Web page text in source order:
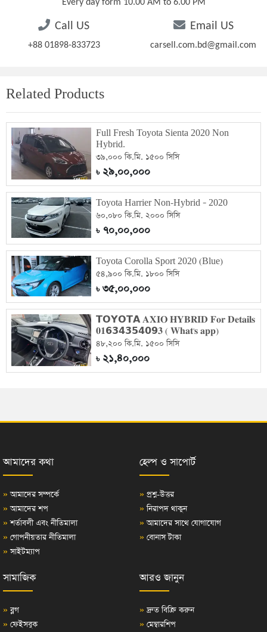
Every day form 10.00 AM to 6.00 PM
Call US
+88 01898-833723
Email US
carsell.com.bd@gmail.com
Related Products
Full Fresh Toyota Sienta 2020 Non
Hybrid.
৩৯,০০০ কি.মি. ১৫০০ সিসি
৳২৯,০০,০০০
Toyota Harrier Non-Hybrid – 2020
৬০,০৮০ কি.মি. ২০০০ সিসি
৳৭০,০০,০০০
Toyota Corolla Sport 2020 (Blue)
৫৪,৯০০ কি.মি. ১৮০০ সিসি
৳৩৫,০০,০০০
𝗧𝗢𝗬𝗢𝗧𝗔 𝐀𝐗𝐈𝐎 𝐇𝐘𝐁𝐑𝐈𝐃 𝐅𝐨𝐫 𝐃𝐞𝐭𝐚𝐢𝐥𝐬
𝟎𝟏𝟲𝟯𝟰𝟯𝟱𝟰𝟬𝟵𝟑 ( 𝐖𝐡𝐚𝐭'𝐬 𝐚𝐩𝐩)
৪৮,২০০ কি.মি. ১৫০০ সিসি
৳২১,৪০,০০০
আমাদের কথা
» আমাদের সম্পর্কে
» আমাদের শপ
» শর্তাবলী এবং নীতিমালা
» গোপনীয়তার নীতিমালা
» সাইটম্যাপ
হেল্প ও সাপোর্ট
» প্রশ্ন-উত্তর
» নিরাপদ থাকুন
» আমাদের সাথে যোগাযোগ
» বোনাস টাকা
সামাজিক
» ব্লগ
» ফেইসবুক
আরও জানুন
» দ্রুত বিক্রি করুন
» মেম্বারশিপ